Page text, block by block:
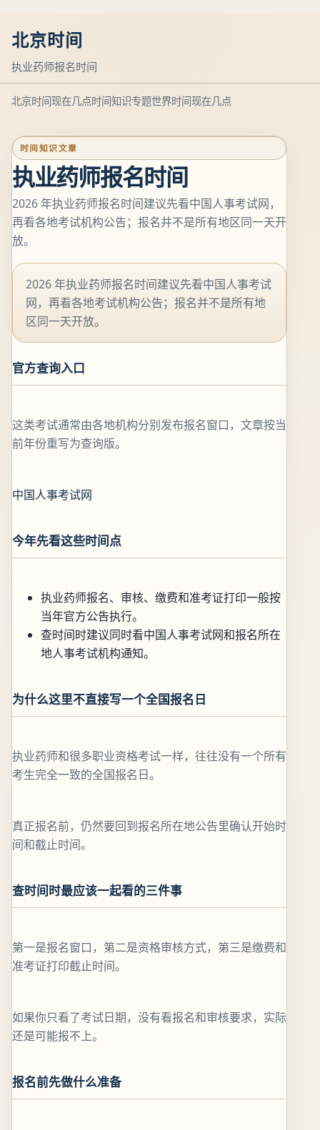
北京时间
执业药师报名时间
北京时间现在几点时间知识专题世界时间现在几点
时间知识文章
执业药师报名时间
2026 年执业药师报名时间建议先看中国人事考试网，
再看各地考试机构公告；报名并不是所有地区同一天开
放。
2026 年执业药师报名时间建议先看中国人事考试
网，再看各地考试机构公告；报名并不是所有地
区同一天开放。
官方查询入口
这类考试通常由各地机构分别发布报名窗口，文章按当
前年份重写为查询版。
中国人事考试网
今年先看这些时间点
执业药师报名、审核、缴费和准考证打印一般按
当年官方公告执行。
查时间时建议同时看中国人事考试网和报名所在
地人事考试机构通知。
为什么这里不直接写一个全国报名日
执业药师和很多职业资格考试一样，往往没有一个所有
考生完全一致的全国报名日。
真正报名前，仍然要回到报名所在地公告里确认开始时
间和截止时间。
查时间时最应该一起看的三件事
第一是报名窗口，第二是资格审核方式，第三是缴费和
准考证打印截止时间。
如果你只看了考试日期，没有看报名和审核要求，实际
还是可能报不上。
报名前先做什么准备